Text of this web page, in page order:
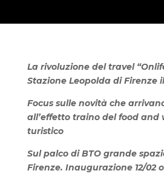
La rivoluzione del travel
Stazione Leopolda di Firenze il
Focus sulle novità che
all’effetto traino del food and
turistico
Sul palco di BTO grande
Firenze. Inaugurazione 12/02